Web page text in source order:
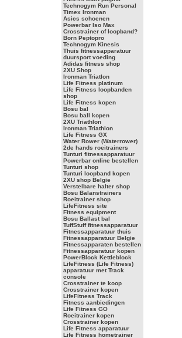
Technogym Run Personal
Timex Ironman
Asics schoenen
Powerbar Iso Max
Crosstrainer of loopband?
Born Peptopro
Technogym Kinesis
Thuis fitnessapparatuur
duursport voeding
Adidas fitness shop
2XU Shop
Ironman Triatlon
Life Fitness platinum
Life Fitness loopbanden
shop
Life Fitness kopen
Bosu bal
Bosu ball kopen
2XU Triathlon
Ironman Triathlon
Life Fitness GX
Water Rower (Waterrower)
2de hands roeitrainers
Tunturi fitnessapparatuur
Powerbar online bestellen
Tunturi shop
Tunturi loopband kopen
2XU shop Belgie
Verstelbare halter shop
Bosu Balanstrainers
Roeitrainer shop
LifeFitness site
Fitness equipment
Bosu Ballast bal
TuffStuff fitnessapparatuur
Fitnessapparatuur thuis
Fitnessapparatuur Belgie
Fitnessapparaten bestellen
Fitnessapparatuur kopen
PowerBlock Kettleblock
LifeFitness (Life Fitness)
apparatuur met Track
console
Crosstrainer te koop
Crosstrainer kopen
LifeFitness Track
Fitness aanbiedingen
Life Fitness GO
Roeitrainer kopen
Crosstrainer kopen
Life Fitness apparatuur
Life Fitness hometrainer